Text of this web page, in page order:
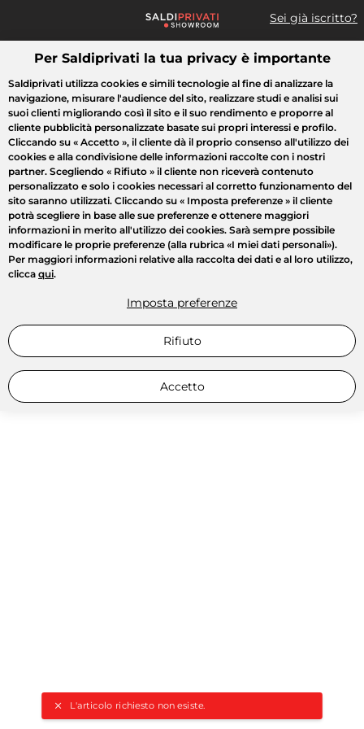
Sei già iscritto?
Cosa cerchi?
L'articolo richiesto non esiste.
Tutte le vendite Moda Casa Bellezza Elettrodomestici
Per Saldiprivati la tua privacy è importante
Saldiprivati utilizza cookies e simili tecnologie al fine di analizzare la
navigazione, misurare l'audience del sito, realizzare studi e analisi sui
suoi clienti migliorando così il sito e il suo rendimento e proporre al
cliente pubblicità personalizzate basate sui propri interessi e profilo.
Cliccando su « Accetto », il cliente dà il proprio consenso all'utilizzo dei
cookies e alla condivisione delle informazioni raccolte con i nostri
partner. Scegliendo « Rifiuto » il cliente non riceverà contenuto
personalizzato e solo i cookies necessari al corretto funzionamento del
sito saranno utilizzati. Cliccando su « Imposta preferenze » il cliente
potrà scegliere in base alle sue preferenze e ottenere maggiori
informazioni in merito all'utilizzo dei cookies. Sarà sempre possibile
modificare le proprie preferenze (alla rubrica «I miei dati personali»).
Per maggiori informazioni relative alla raccolta dei dati e al loro utilizzo,
clicca qui.
Imposta preferenze
Rifiuto
Accetto